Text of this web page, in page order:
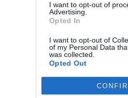
I want to opt-out of
Advertising.
Opted In
I want to opt-out of
of my Personal Data
was collected.
Opted Out
Στη
Τα έργα
Δήμου
έργων &
Πόλης της